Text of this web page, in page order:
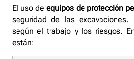
El uso deequipos de protección
seguridad de las excavaciones.
según el trabajo y los riesgos.
están: